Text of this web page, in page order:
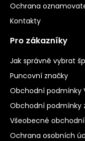
Ochrana
Kontakty
Pro zákazníky
Jak správně vybrat
Puncovní značky
Obchodní podmínky
Obchodní podmínky
Všeobecné
Ochrana osobních